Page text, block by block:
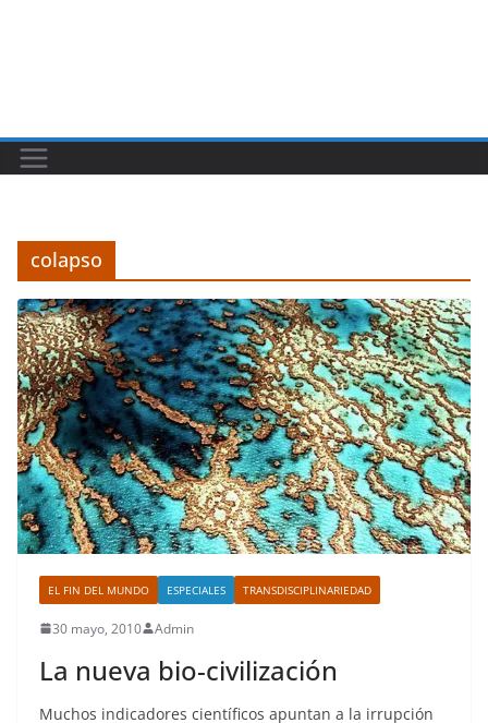
colapso
EL FIN DEL MUNDO ESPECIALES TRANSDISCIPLINARIEDAD
30 mayo, 2010 Admin
La nueva bio-civilización
Muchos indicadores científicos apuntan a la irrupción